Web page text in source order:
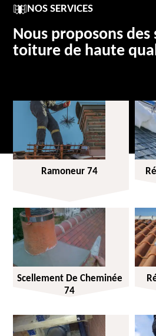
NOS SERVICES
Nous proposons des
toiture de haute
Ramoneur 74
Scellement De Cheminée
74